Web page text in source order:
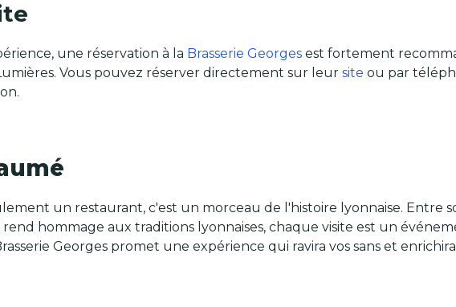
une réservation à la Brasserie Georges est fortement
Vous pouvez réserver directement sur leursite ou par
un restaurant, c'est un morceau de l'histoire lyonnaise. Entre
hommage aux traditions lyonnaises, chaque visite est un
Georges promet une expérience qui ravira vos sans et